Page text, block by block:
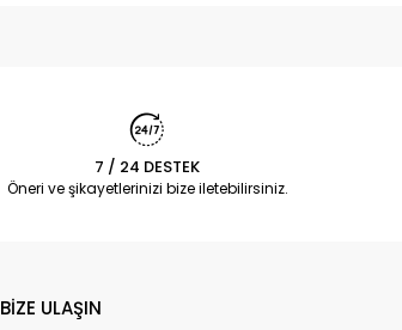
7 / 24 DESTEK
Öneri ve şikayetlerinizi bize iletebilirsiniz.
BİZE ULAŞIN